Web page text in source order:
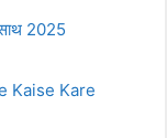
2025
Kaise Kare